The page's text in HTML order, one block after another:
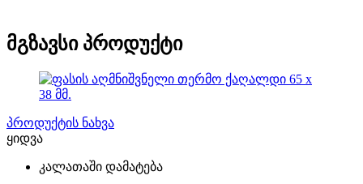
მგზავსი პროდუქტი
პროდუქტის ნახვა
ყიდვა
კალათაში დამატება